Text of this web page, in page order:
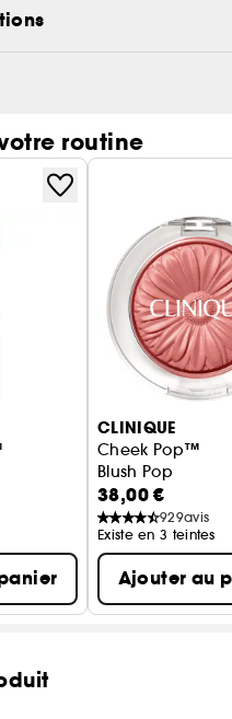
non collante.
à modérée.
routine
produits
CLINIQUE
Cheek Pop™
Blush Pop
38,00 €
929avis
Existe en 3 teintes
Ajouter au